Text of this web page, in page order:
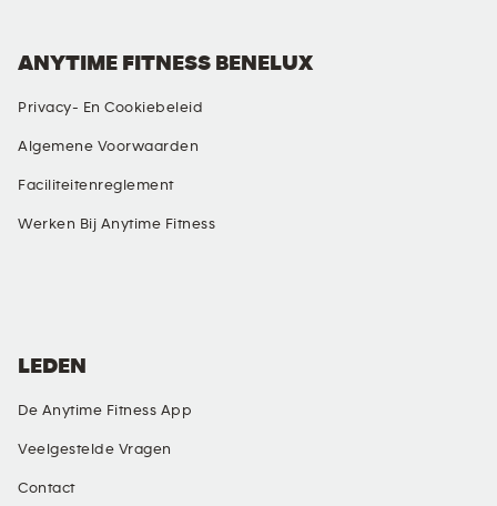
ANYTIME FITNESS BENELUX
Privacy- En Cookiebeleid
Algemene Voorwaarden
Faciliteitenreglement
Werken Bij Anytime Fitness
LEDEN
De Anytime Fitness App
Veelgestelde Vragen
Contact